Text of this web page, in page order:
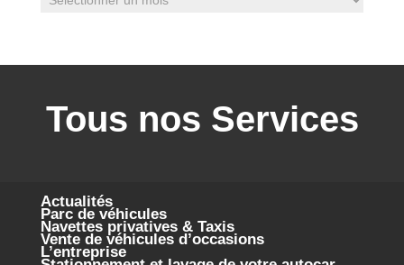
Tous nos Services
Actualités
Parc de véhicules
Navettes privatives & Taxis
Vente de véhicules d’occasions
L’entreprise